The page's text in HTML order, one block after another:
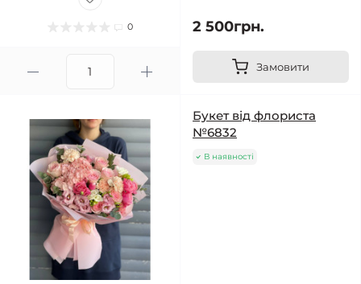
0 2 500грн.
Замовити
Букет від флориста
№6832
В наявності